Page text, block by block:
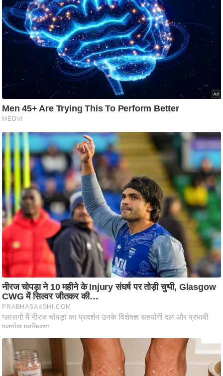
.
चा
य
स
मी
क्षा
ध
ज्यो
ति
ष
प्र
भु
म
हि
मा
/
ध
र्म
स्थ
ल
व्र
त
त्यो
हा
र